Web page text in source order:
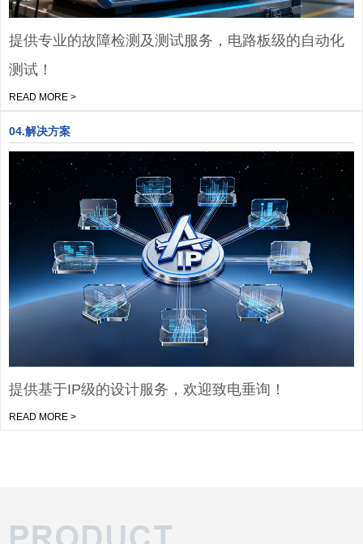
提供专业的故障检测及测试服务，电路板级的自动化
测试！
READ MORE >
04.解决方案
提供基于IP级的设计服务，欢迎致电垂询！
READ MORE >